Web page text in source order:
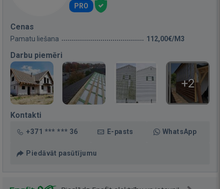
PRO
Cenas
Pamatu liešana 112,00€/M3
Darbu piemēri
+2
Kontakti
+371 *** *** 36 E-pasts WhatsApp
Piedāvāt pasūtījumu